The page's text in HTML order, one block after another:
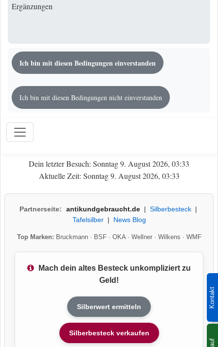
Kontakt
Ergänzungen
Dein letzter Besuch: Sonntag 9. August 2026, 03:33
Aktuelle Zeit: Sonntag 9. August 2026, 03:33
Partnerseite: antikundgebraucht.de| Silberbesteck|
Tafelsilber| News Blog
Top Marken: Bruckmann· BSF· OKA· Wellner· Wilkens · WMF
Mach dein altes Besteck unkompliziert zu
Geld!
Silberwert ermitteln
Silberbesteck verkaufen